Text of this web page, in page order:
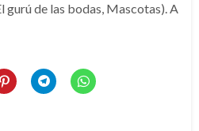
gurú de las bodas, Mascotas). A